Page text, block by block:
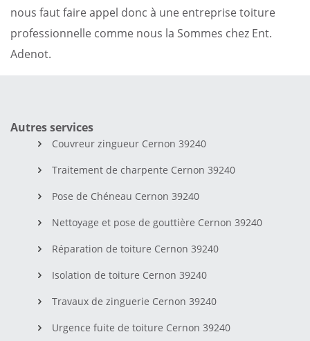
nous faut faire appel donc à une entreprise toiture
professionnelle comme nous la Sommes chez Ent.
Adenot.
Autres services
Couvreur zingueur Cernon 39240
Traitement de charpente Cernon 39240
Pose de Chéneau Cernon 39240
Nettoyage et pose de gouttière Cernon 39240
Réparation de toiture Cernon 39240
Isolation de toiture Cernon 39240
Travaux de zinguerie Cernon 39240
Urgence fuite de toiture Cernon 39240